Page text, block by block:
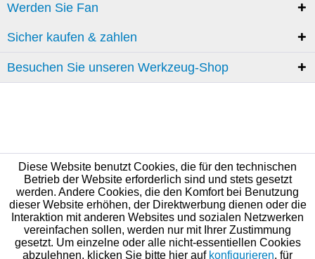
Werden Sie Fan
Sicher kaufen & zahlen
Besuchen Sie unseren Werkzeug-Shop
Diese Website benutzt Cookies, die für den technischen
Betrieb der Website erforderlich sind und stets gesetzt
werden. Andere Cookies, die den Komfort bei Benutzung
dieser Website erhöhen, der Direktwerbung dienen oder die
Interaktion mit anderen Websites und sozialen Netzwerken
vereinfachen sollen, werden nur mit Ihrer Zustimmung
gesetzt. Um einzelne oder alle nicht-essentiellen Cookies
abzulehnen, klicken Sie bitte hier auf konfigurieren, für